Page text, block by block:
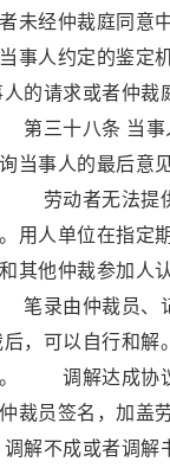
未经仲裁庭同
事人约定的鉴定
请求或者仲裁庭
三十八条 当事
当事人的最后
劳动者无法提供
。用人单位在指
其他仲裁参加人
录由仲裁员、
后，可以自行和
。 调解达成协
裁员签名，加盖
不成或者调解